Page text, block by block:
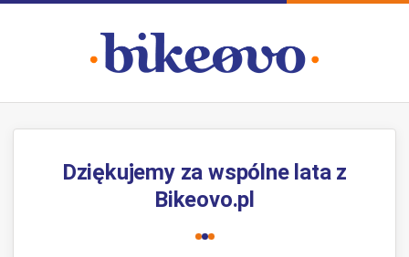
Dziękujemy za wspólne lata z
Bikeovo.pl